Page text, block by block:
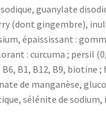
guanylate
(dont gingembre),
épaississant :
: curcuma ; persil
B6, B1, B12, B9, biotine
de manganèse,
sélénite de sodium,